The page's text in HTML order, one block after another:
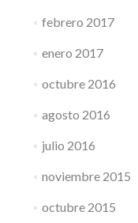
febrero 2017
enero 2017
octubre 2016
agosto 2016
julio 2016
noviembre 2015
octubre 2015